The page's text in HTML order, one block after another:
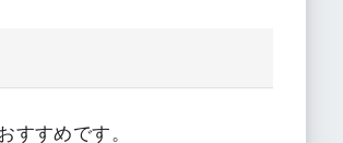
すすめです。